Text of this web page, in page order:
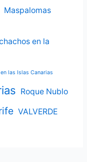
Maspalomas
en la
las Islas Canarias
Roque Nublo
VALVERDE